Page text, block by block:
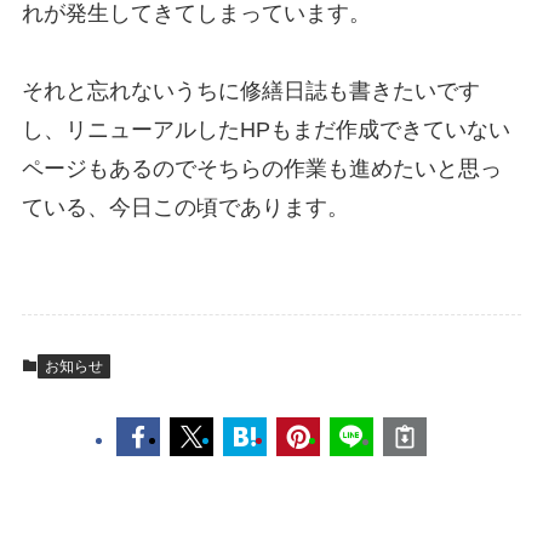
れが発生してきてしまっています。
それと忘れないうちに修繕日誌も書きたいです
し、リニューアルしたHPもまだ作成できていない
ページもあるのでそちらの作業も進めたいと思っ
ている、今日この頃であります。
お知らせ